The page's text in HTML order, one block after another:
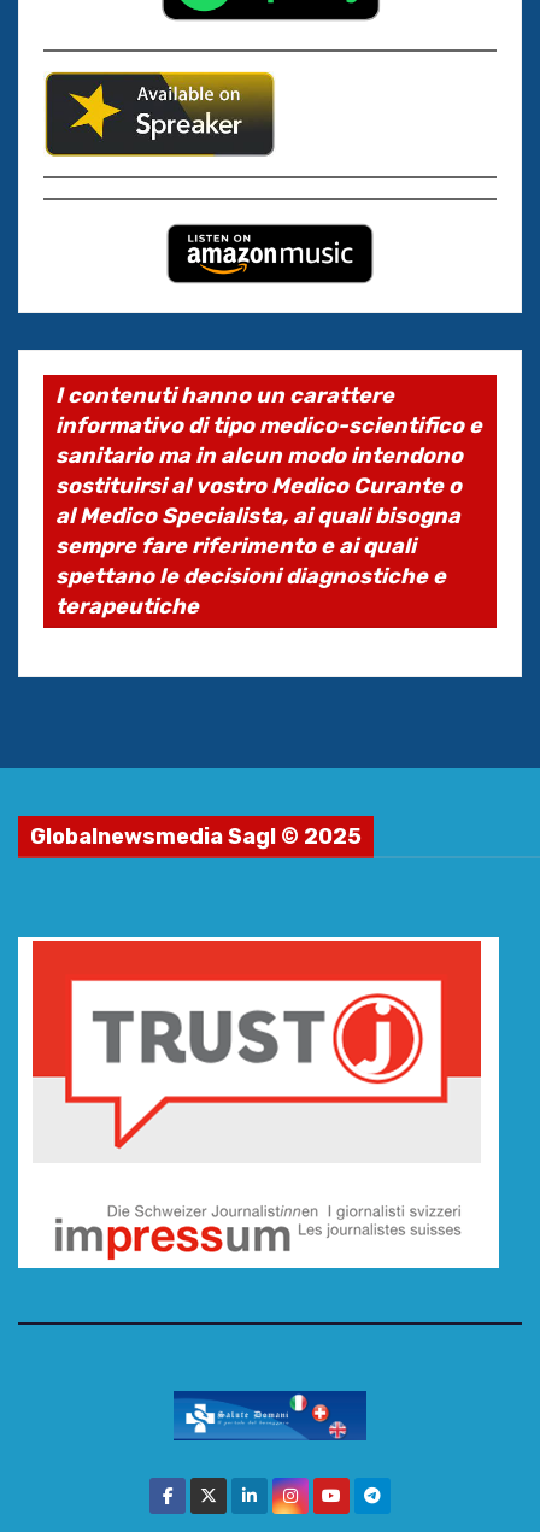
I contenuti hanno un carattere
informativo di tipo medico-scientifico e
sanitario ma in alcun modo intendono
sostituirsi al vostro Medico Curante o
al Medico Specialista, ai quali bisogna
sempre fare riferimento e ai quali
spettano le decisioni diagnostiche e
terapeutiche
Globalnewsmedia Sagl © 2025